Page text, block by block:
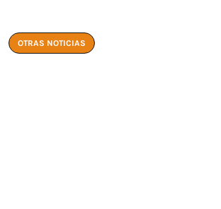
OTRAS NOTICIAS